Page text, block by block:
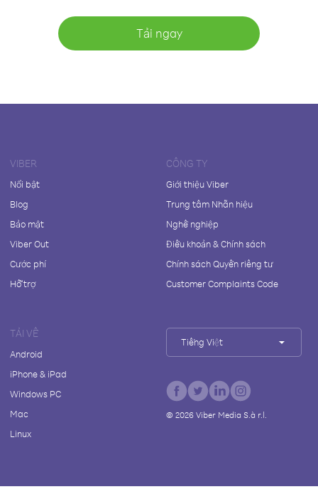
Tải ngay
VIBER
Nổi bật
Blog
Bảo mật
Viber Out
Cước phí
Hỗ trợ
CÔNG TY
Giới thiệu Viber
Trung tâm Nhãn hiệu
Nghề nghiệp
Điều khoản & Chính sách
Chính sách Quyền riêng tư
Customer Complaints Code
TẢI VỀ
Android
iPhone & iPad
Windows PC
Mac
Linux
Tiếng Việt
© 2026Viber Media S.à r.l.